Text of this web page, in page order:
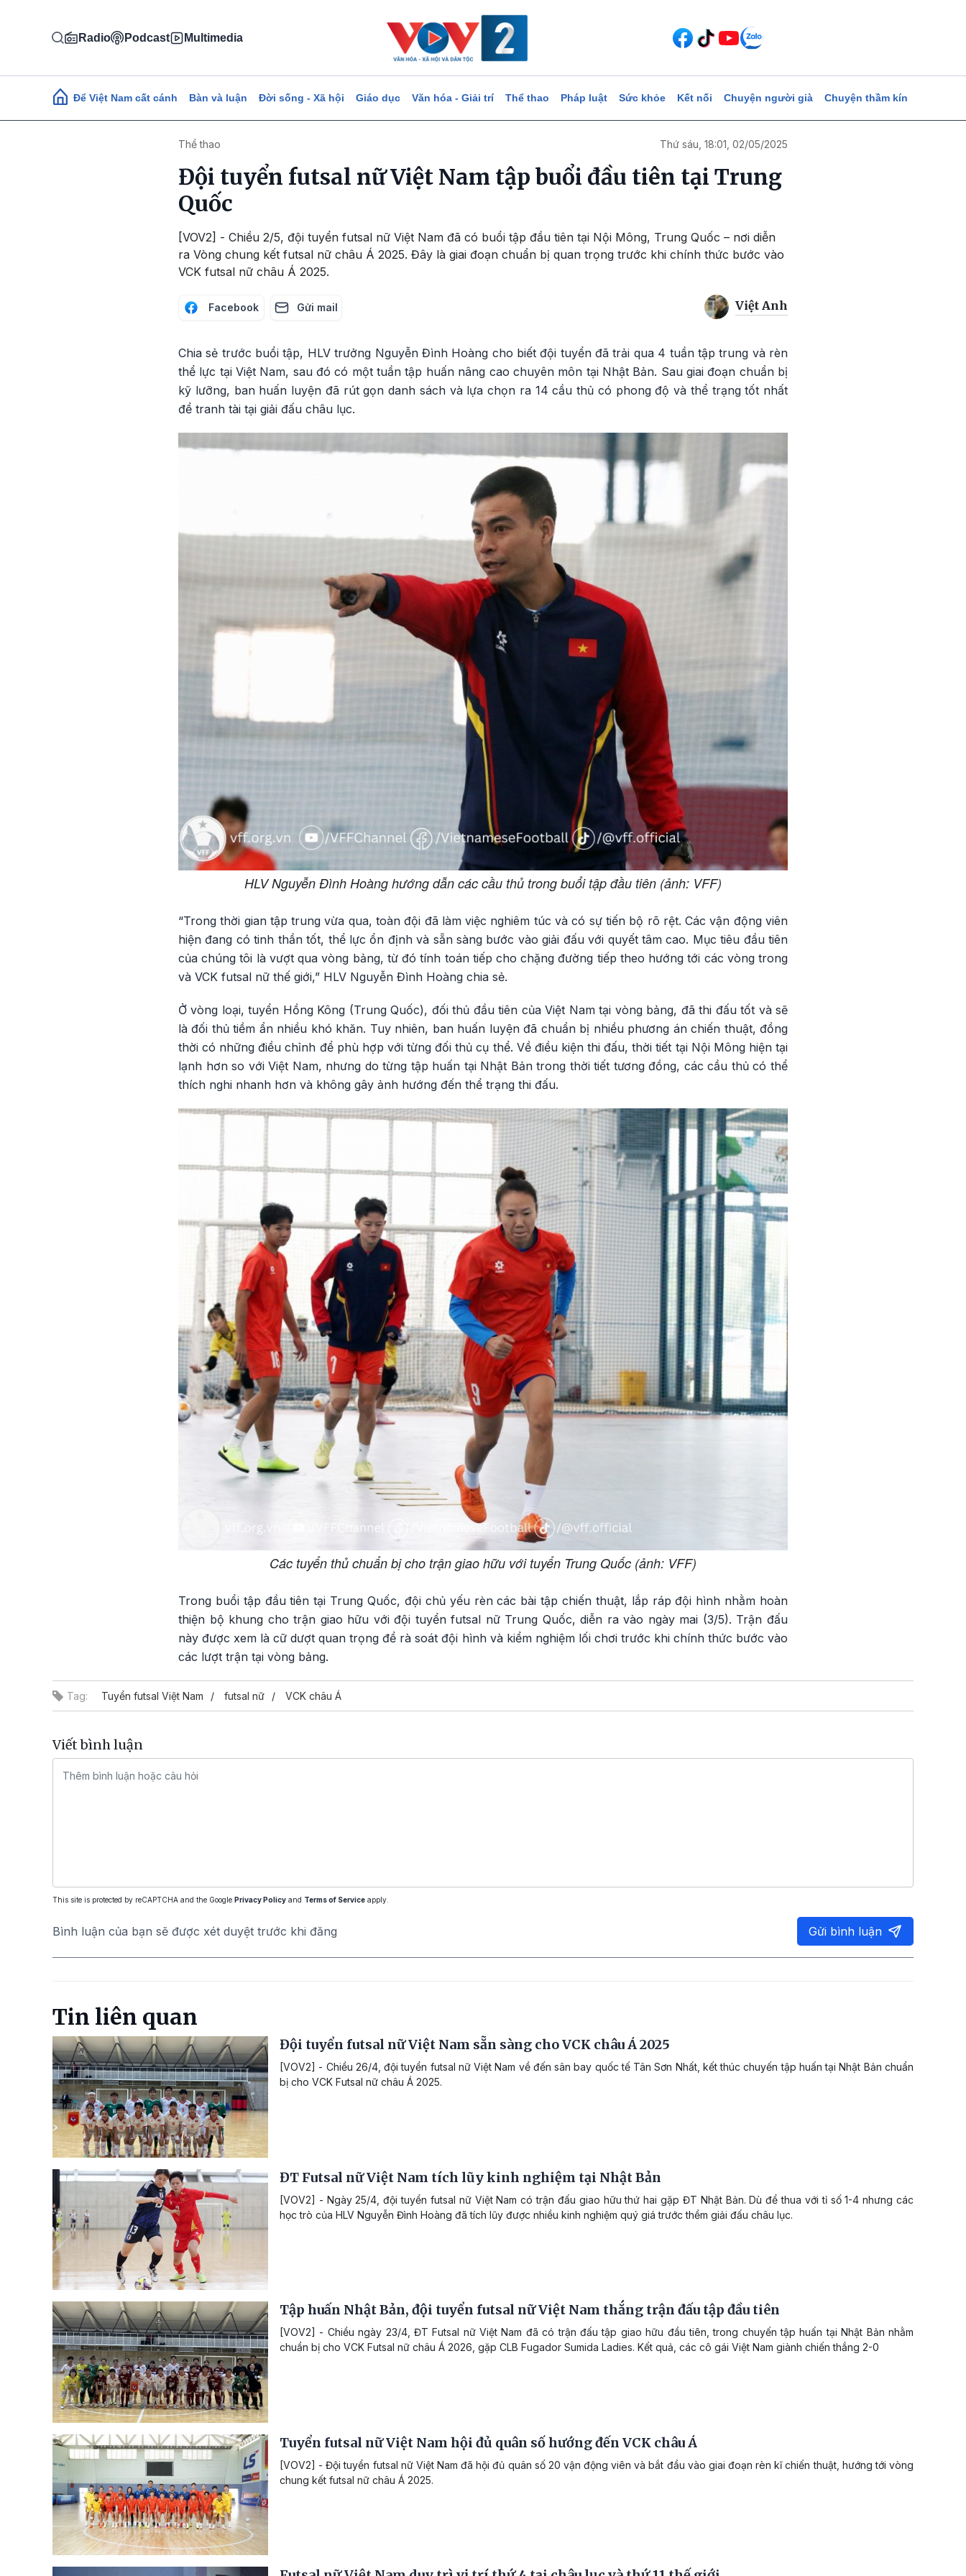
Radio Podcast Multimedia
Main navigation
Để Việt Nam cất cánh Bàn và luận Đời sống - Xã hội Giáo dục Văn hóa - Giải trí Thể thao Pháp luật Sức khỏe Kết nối Chuyện người già Chuyện thầm kín
Thể thao Thứ sáu, 18:01, 02/05/2025
Đội tuyển futsal nữ Việt Nam tập buổi đầu tiên tại Trung
Quốc
[VOV2] - Chiều 2/5, đội tuyển futsal nữ Việt Nam đã có buổi tập đầu tiên tại Nội Mông, Trung Quốc – nơi diễn
ra Vòng chung kết futsal nữ châu Á 2025. Đây là giai đoạn chuẩn bị quan trọng trước khi chính thức bước vào
VCK futsal nữ châu Á 2025.
Facebook Gửi mail Việt Anh
Chia sẻ trước buổi tập, HLV trưởng Nguyễn Đình Hoàng cho biết đội tuyển đã trải qua 4 tuần tập trung và rèn
thể lực tại Việt Nam, sau đó có một tuần tập huấn nâng cao chuyên môn tại Nhật Bản. Sau giai đoạn chuẩn bị
kỹ lưỡng, ban huấn luyện đã rút gọn danh sách và lựa chọn ra 14 cầu thủ có phong độ và thể trạng tốt nhất
để tranh tài tại giải đấu châu lục.
HLV Nguyễn Đình Hoàng hướng dẫn các cầu thủ trong buổi tập đầu tiên (ảnh: VFF)
“Trong thời gian tập trung vừa qua, toàn đội đã làm việc nghiêm túc và có sự tiến bộ rõ rệt. Các vận động viên
hiện đang có tinh thần tốt, thể lực ổn định và sẵn sàng bước vào giải đấu với quyết tâm cao. Mục tiêu đầu tiên
của chúng tôi là vượt qua vòng bảng, từ đó tính toán tiếp cho chặng đường tiếp theo hướng tới các vòng trong
và VCK futsal nữ thế giới,” HLV Nguyễn Đình Hoàng chia sẻ.
Ở vòng loại, tuyển Hồng Kông (Trung Quốc), đối thủ đầu tiên của Việt Nam tại vòng bảng, đã thi đấu tốt và sẽ
là đối thủ tiềm ẩn nhiều khó khăn. Tuy nhiên, ban huấn luyện đã chuẩn bị nhiều phương án chiến thuật, đồng
thời có những điều chỉnh để phù hợp với từng đối thủ cụ thể. Về điều kiện thi đấu, thời tiết tại Nội Mông hiện tại
lạnh hơn so với Việt Nam, nhưng do từng tập huấn tại Nhật Bản trong thời tiết tương đồng, các cầu thủ có thể
thích nghi nhanh hơn và không gây ảnh hướng đến thể trạng thi đấu.
Các tuyển thủ chuẩn bị cho trận giao hữu với tuyển Trung Quốc (ảnh: VFF)
Trong buổi tập đầu tiên tại Trung Quốc, đội chủ yếu rèn các bài tập chiến thuật, lắp ráp đội hình nhằm hoàn
thiện bộ khung cho trận giao hữu với đội tuyển futsal nữ Trung Quốc, diễn ra vào ngày mai (3/5). Trận đấu
này được xem là cữ dượt quan trọng để rà soát đội hình và kiểm nghiệm lối chơi trước khi chính thức bước vào
các lượt trận tại vòng bảng.
Tag: Tuyển futsal Việt Nam futsal nữ VCK châu Á
Viết bình luận
This site is protected by reCAPTCHA and the Google Privacy Policy and Terms of Service apply.
Bình luận của bạn sẽ được xét duyệt trước khi đăng Gửi bình luận
Tin liên quan
Đội tuyển futsal nữ Việt Nam sẵn sàng cho VCK châu Á 2025
[VOV2] - Chiều 26/4, đội tuyển futsal nữ Việt Nam về đến sân bay quốc tế Tân Sơn Nhất, kết thúc chuyến tập huấn tại Nhật Bản chuẩn
bị cho VCK Futsal nữ châu Á 2025.
ĐT Futsal nữ Việt Nam tích lũy kinh nghiệm tại Nhật Bản
[VOV2] - Ngày 25/4, đội tuyển futsal nữ Việt Nam có trận đấu giao hữu thứ hai gặp ĐT Nhật Bản. Dù để thua với tỉ số 1-4 nhưng các
học trò của HLV Nguyễn Đình Hoàng đã tích lũy được nhiều kinh nghiệm quý giá trước thềm giải đấu châu lục.
Tập huấn Nhật Bản, đội tuyển futsal nữ Việt Nam thắng trận đấu tập đầu tiên
[VOV2] - Chiều ngày 23/4, ĐT Futsal nữ Việt Nam đã có trận đấu tập giao hữu đầu tiên, trong chuyến tập huấn tại Nhật Bản nhằm
chuẩn bị cho VCK Futsal nữ châu Á 2026, gặp CLB Fugador Sumida Ladies. Kết quả, các cô gái Việt Nam giành chiến thắng 2-0
Tuyển futsal nữ Việt Nam hội đủ quân số hướng đến VCK châu Á
[VOV2] - Đội tuyển futsal nữ Việt Nam đã hội đủ quân số 20 vận động viên và bắt đầu vào giai đoạn rèn kĩ chiến thuật, hướng tới vòng
chung kết futsal nữ châu Á 2025.